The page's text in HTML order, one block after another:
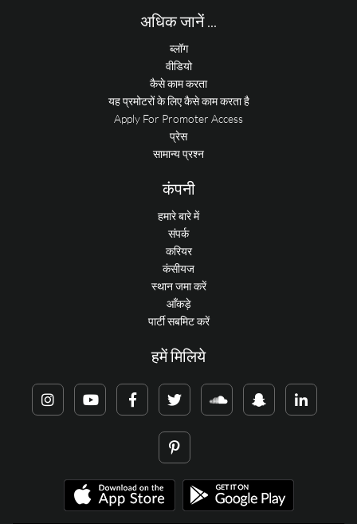
अधिक जानें ...
ब्लॉग
वीडियो
कैसे काम करता
यह प्रमोटरों के लिए कैसे काम करता है
Apply For Promoter Access
प्रेस
सामान्य प्रश्न
कंपनी
हमारे बारे में
संपर्क
करियर
कंसीयज
स्थान जमा करें
आँकड़े
पार्टी सबमिट करें
हमें मिलिये